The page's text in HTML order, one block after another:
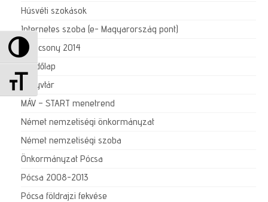
Nagy kontraszt váltása
Betűméret váltása
Húsvéti szokások
Internetes szoba (e- Magyarország pont)
Karácsony 2014
Kezdőlap
Könyvtár
MÁV – START menetrend
Német nemzetiségi önkormányzat
Német nemzetiségi szoba
Önkormányzat Pócsa
Pócsa 2008-2013
Pócsa földrajzi fekvése